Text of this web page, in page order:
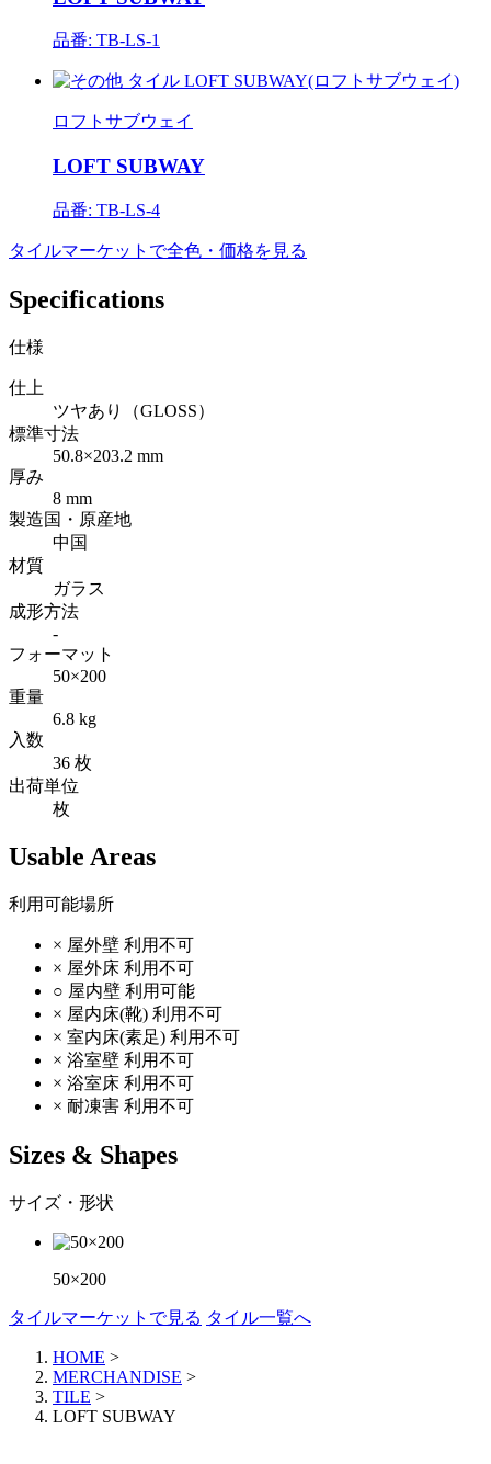
品番: TB-LS-1
ロフトサブウェイ
LOFT SUBWAY
品番: TB-LS-4
タイルマーケットで全色・価格を見る
Specifications
仕様
仕上
ツヤあり（GLOSS）
標準寸法
50.8×203.2 mm
厚み
8 mm
製造国・原産地
中国
材質
ガラス
成形方法
-
フォーマット
50×200
重量
6.8 kg
入数
36 枚
出荷単位
枚
Usable Areas
利用可能場所
× 屋外壁 利用不可
× 屋外床 利用不可
○ 屋内壁 利用可能
× 屋内床(靴) 利用不可
× 室内床(素足) 利用不可
× 浴室壁 利用不可
× 浴室床 利用不可
× 耐凍害 利用不可
Sizes & Shapes
サイズ・形状
50×200
タイルマーケットで見る タイル一覧へ
HOME >
MERCHANDISE >
TILE >
LOFT SUBWAY